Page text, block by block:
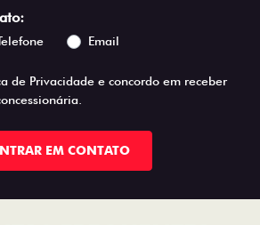
Email
de Privacidade e concordo em receber
EM CONTATO